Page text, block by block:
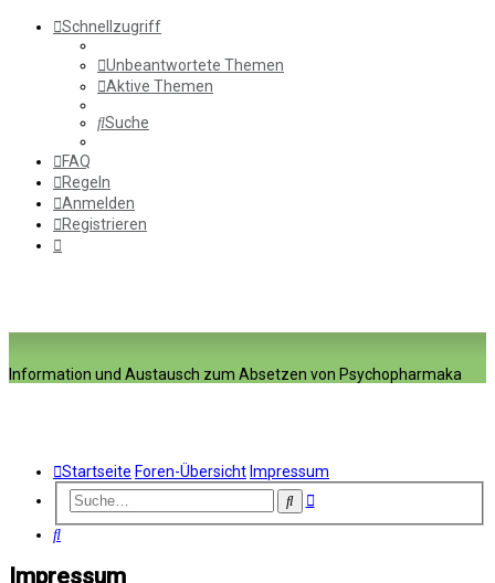
Schnellzugriff
Unbeantwortete Themen
Aktive Themen
Suche
FAQ
Regeln
Anmelden
Registrieren
Information und Austausch zum Absetzen von Psychopharmaka
Startseite Foren-Übersicht Impressum
SucheErweiterte
Suche
Impressum